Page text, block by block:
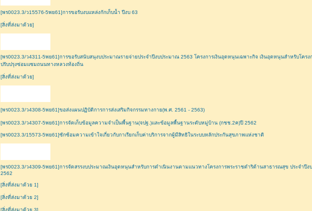
[พร0023.3/ว15576-5พย61]การขอรับงบแหล่งกักเก็บน้ำ ปีงบ 63
[สิ่งที่ส่งมาด้วย]
[พร0023.3/ว4311-5พย61]การขอรับสนับสนุงบประมาณรายจ่ายประจำปีงบประมาณ 2563 โครงการเงินอุดหนุนเฉพาะกิจ เงินอุดหนุนสำหรับโครง
ปรับปรุงซ่อมแซมถนนทางหลวงท้องถิ่น
[สิ่งที่ส่งมาด้วย]
[พร0023.3/ว4308-5พย61]ขอส่งแผนปฏิบัติการการส่งเสริมกิจกรรมทางกาย(พ.ศ. 2561 - 2563)
[พร0023.3/ว4307-5พย61]การจัดเก็บข้อมูลความจำเป็นพื้นฐาน(จปฐ.)และข้อมูลพื้นฐานระดับหมู่บ้าน (กชช.2ค)ปี 2562
[พร0023.3/15573-5พย61]ซักซ้อมความเข้าใจเกี่ยวกับกาเรียกเก็บค่าบริการจากผู้มีสิทธิในระบบหลักประกันสุขภาพแห่งชาติ
[พร0023.3/ว4309-5พย61]การจัดสรรงบประมาณเงินอุดหนุนสำหรับการดำเนินงานตามแนวทางโครงการพระราชดำริด้านสาธารณสุข ประจำปีง
2562
[สิ่งที่ส่งมาด้วย 1]
[สิ่งที่ส่งมาด้วย 2]
[สิ่งที่ส่งมาด้วย 3]